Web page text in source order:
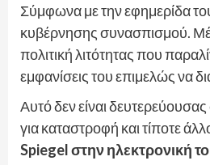
Σύμφωνα με την εφημερίδα του
κυβέρνησης συνασπισμού.
πολιτική λιτότητας που
εμφανίσεις του επιμελώς να
Αυτό δεν είναι
για καταστροφή και τίποτε
Spiegel στην ηλεκτρονική